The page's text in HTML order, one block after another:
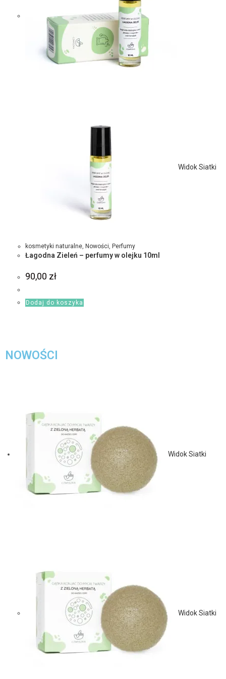
Widok Siatki
kosmetyki naturalne, Nowości, Perfumy
Łagodna Zieleń – perfumy w olejku 10ml
90,00 zł
Dodaj do koszyka
NOWOŚCI
Widok Siatki
Widok Siatki